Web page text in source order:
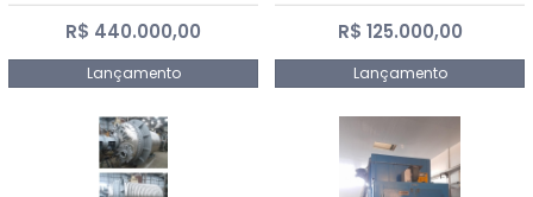
R$ 440.000,00
Lançamento
R$ 125.000,00
Lançamento